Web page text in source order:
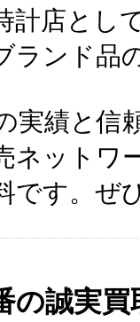
計店とし
ランド品
実績と信
ネットワ
です。ぜ
の誠実